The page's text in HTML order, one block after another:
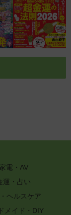
家電・AV
運・占い
ヘルスケア
メイド・DIY